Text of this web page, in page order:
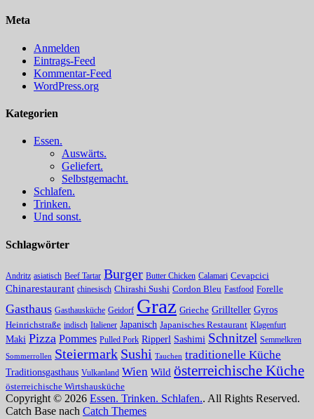
Meta
Anmelden
Eintrags-Feed
Kommentar-Feed
WordPress.org
Kategorien
Essen.
Auswärts.
Geliefert.
Selbstgemacht.
Schlafen.
Trinken.
Und sonst.
Schlagwörter
Andritz asiatisch Beef Tartar Burger Butter Chicken Calamari Cevapcici
Chinarestaurant chinesisch Chirashi Sushi Cordon Bleu Fastfood Forelle
Gasthaus Gasthausküche Geidorf Graz Grieche Grillteller Gyros
Heinrichstraße indisch Italiener Japanisch Japanisches Restaurant Klagenfurt
Maki Pizza Pommes Pulled Pork Ripperl Sashimi Schnitzel Semmelkren
Sommerrollen Steiermark Sushi Tauchen traditionelle Küche
Traditionsgasthaus Vulkanland Wien Wild österreichische Küche
österreichische Wirtshausküche
Copyright © 2026 Essen. Trinken. Schlafen.. All Rights Reserved.
Catch Base nach Catch Themes